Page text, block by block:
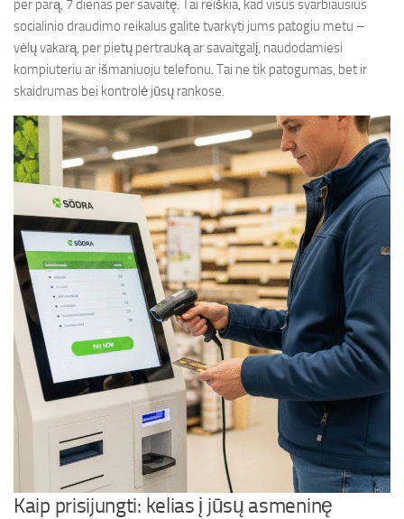
per parą, 7 dienas per savaitę. Tai reiškia, kad visus svarbiausius
socialinio draudimo reikalus galite tvarkyti jums patogiu metu –
vėlų vakarą, per pietų pertrauką ar savaitgalį, naudodamiesi
kompiuteriu ar išmaniuoju telefonu. Tai ne tik patogumas, bet ir
skaidrumas bei kontrolė jūsų rankose.
Kaip prisijungti: kelias į jūsų asmeninę